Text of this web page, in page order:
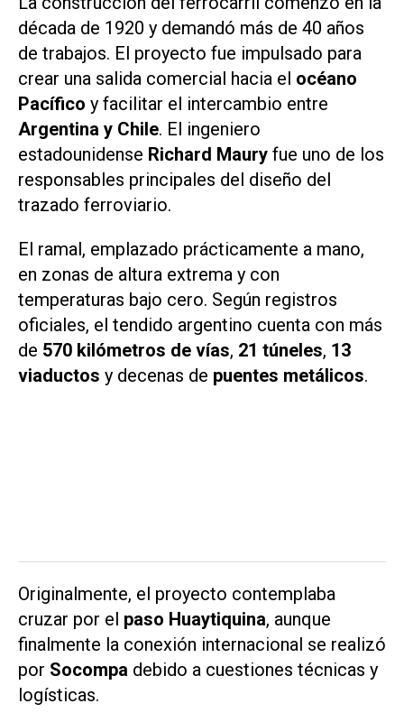
década de 1920 y demandó más de 40 años
de trabajos. El proyecto fue impulsado para
crear una salida comercial hacia el océano
Pacífico y facilitar el intercambio entre
Argentina y Chile. El ingeniero
estadounidense Richard Maury fue uno de los
responsables principales del diseño del
trazado ferroviario.
El ramal, emplazado prácticamente a mano,
en zonas de altura extrema y con
temperaturas bajo cero. Según registros
oficiales, el tendido argentino cuenta con más
de 570 kilómetros de vías, 21 túneles, 13
viaductos y decenas de puentes metálicos.
Originalmente, el proyecto contemplaba
cruzar por el paso Huaytiquina, aunque
finalmente la conexión internacional se realizó
por Socompa debido a cuestiones técnicas y
logísticas.